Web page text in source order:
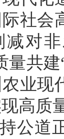
社会
减对
量共
业现
高质
公道